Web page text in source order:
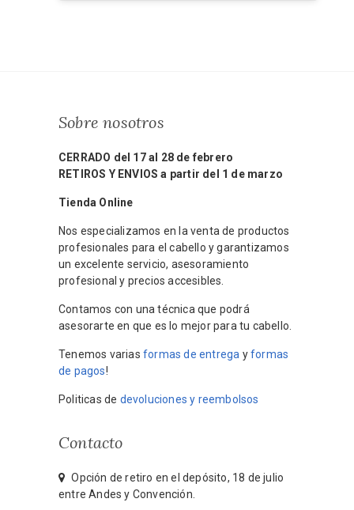
Sobre nosotros
CERRADO del 17 al 28 de febrero
RETIROS Y ENVIOS a partir del 1 de marzo
Tienda Online
Nos especializamos en la venta de productos
profesionales para el cabello y garantizamos
un excelente servicio, asesoramiento
profesional y precios accesibles.
Contamos con una técnica que podrá
asesorarte en que es lo mejor para tu cabello.
Tenemos varias formas de entrega yformas
de pagos!
Politicas de devoluciones y reembolsos
Contacto
Opción de retiro en el depósito, 18 de julio
entre Andes y Convención.